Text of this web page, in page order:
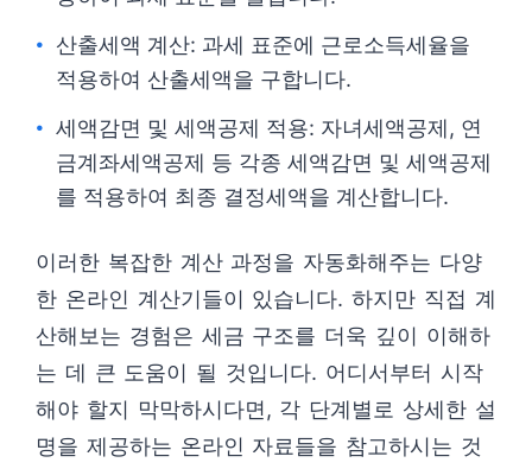
산출세액 계산: 과세 표준에 근로소득세율을
적용하여 산출세액을 구합니다.
세액감면 및 세액공제 적용: 자녀세액공제, 연
금계좌세액공제 등 각종 세액감면 및 세액공제
를 적용하여 최종 결정세액을 계산합니다.
이러한 복잡한 계산 과정을 자동화해주는 다양
한 온라인 계산기들이 있습니다. 하지만 직접 계
산해보는 경험은 세금 구조를 더욱 깊이 이해하
는 데 큰 도움이 될 것입니다. 어디서부터 시작
해야 할지 막막하시다면, 각 단계별로 상세한 설
명을 제공하는 온라인 자료들을 참고하시는 것